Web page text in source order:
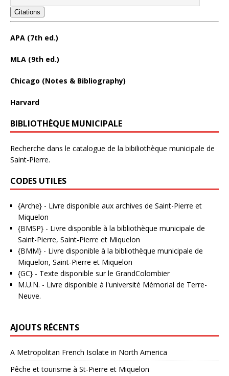
Citations
APA (7th ed.)
MLA (9th ed.)
Chicago (Notes & Bibliography)
Harvard
BIBLIOTHÈQUE MUNICIPALE
Recherche dans le catalogue de la bibiliothèque municipale de
Saint-Pierre.
CODES UTILES
{Arche} - Livre disponible aux archives de Saint-Pierre et
Miquelon
{BMSP} - Livre disponible à la bibliothèque municipale de
Saint-Pierre, Saint-Pierre et Miquelon
{BMM} - Livre disponible à la bibliothèque municipale de
Miquelon, Saint-Pierre et Miquelon
{GC} - Texte disponible sur le GrandColombier
M.U.N. - Livre disponible à l'université Mémorial de Terre-
Neuve.
AJOUTS RÉCENTS
A Metropolitan French Isolate in North America
Pêche et tourisme à St-Pierre et Miquelon